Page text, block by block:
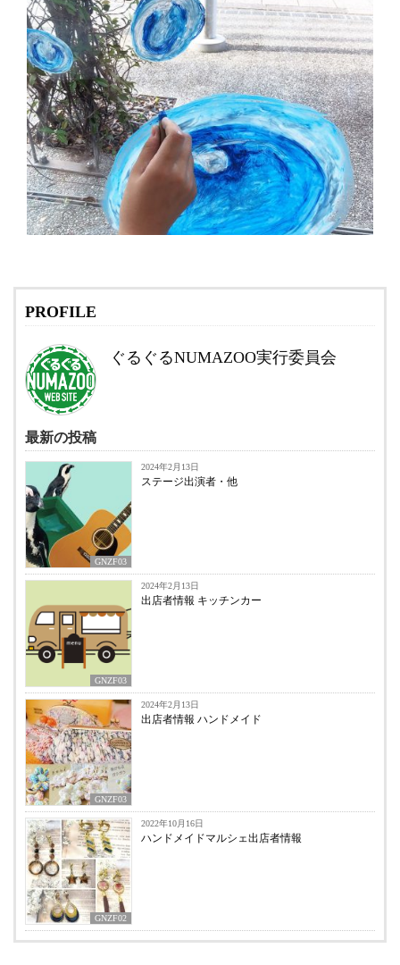
PROFILE
ぐるぐるNUMAZOO実行委員会
最新の投稿
GNZF03
2024年2月13日
ステージ出演者・他
GNZF03
2024年2月13日
出店者情報 キッチンカー
GNZF03
2024年2月13日
出店者情報 ハンドメイド
GNZF02
2022年10月16日
ハンドメイドマルシェ出店者情報